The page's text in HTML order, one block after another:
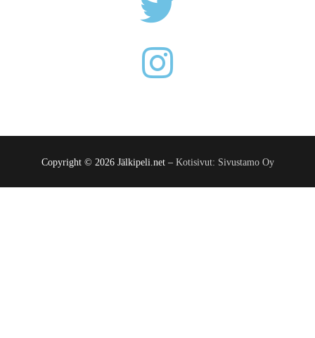
Copyright © 2026 Jälkipeli.net – Kotisivut: Sivustamo Oy